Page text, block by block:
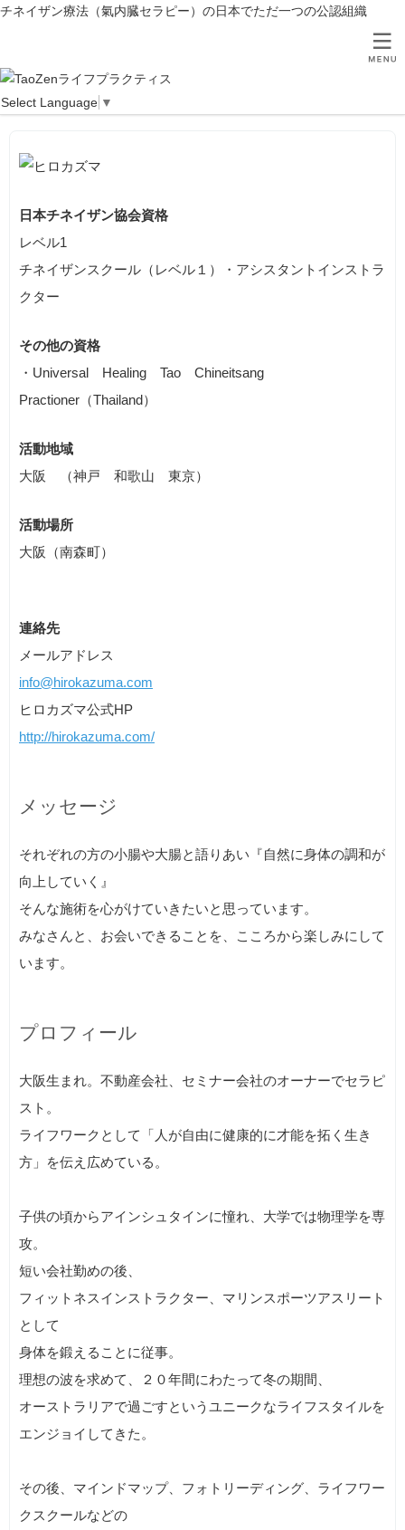
チネイザン療法（氣内臓セラピー）の日本でただ一つの公認組織
Select Language ▼
TOP プラクティショナー
日本チネイザン協会資格
レベル1
チネイザンスクール（レベル１）・アシスタントインストラ
クター
その他の資格
・Universal Healing Tao Chineitsang
Practioner（Thailand）
活動地域
大阪 （神戸 和歌山 東京）
活動場所
大阪（南森町）
連絡先
メールアドレス
info@hirokazuma.com
ヒロカズマ公式HP
http://hirokazuma.com/
メッセージ
それぞれの方の小腸や大腸と語りあい『自然に身体の調和が
向上していく』
そんな施術を心がけていきたいと思っています。
みなさんと、お会いできることを、こころから楽しみにして
います。
プロフィール
大阪生まれ。不動産会社、セミナー会社のオーナーでセラピ
スト。
ライフワークとして「人が自由に健康的に才能を拓く生き
方」を伝え広めている。
子供の頃からアインシュタインに憧れ、大学では物理学を専
攻。
短い会社勤めの後、
フィットネスインストラクター、マリンスポーツアスリート
として
身体を鍛えることに従事。
理想の波を求めて、２０年間にわたって冬の期間、
オーストラリアで過ごすというユニークなライフスタイルを
エンジョイしてきた。
その後、マインドマップ、フォトリーディング、ライフワー
クスクールなどの